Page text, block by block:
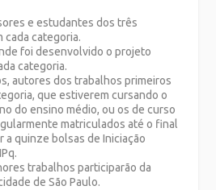
e estudantes dos três
cada categoria.
foi desenvolvido o projeto
categoria.
autores dos trabalhos primeiros
que estiverem cursando o
do ensino médio, ou os de curso
matriculados até o final
a quinze bolsas de Iniciação
trabalhos participarão da
de São Paulo.